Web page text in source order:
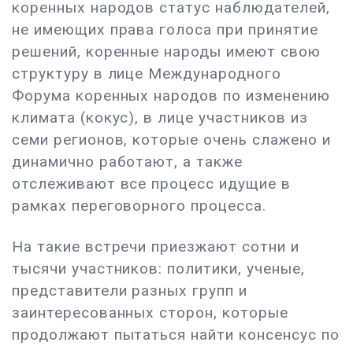
коренных народов статус наблюдателей,
не имеющих права голоса при принятие
решений, коренные народы имеют свою
структуру в лице Международного
Форума коренных народов по изменению
климата (кокус), в лице участников из
семи регионов, которые очень слажено и
динамично работают, а также
отслеживают все процесс идущие в
рамках переговорного процесса.
На такие встречи приезжают сотни и
тысячи участников: политики, ученые,
представители разных групп и
заинтересованных сторон, которые
продолжают пытаться найти консенсус по